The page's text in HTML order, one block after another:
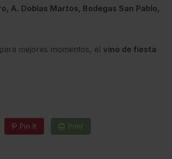
A. Doblas Martos, Bodegas San Pablo,
mejores momentos, el vino de fiesta
Pin It Print